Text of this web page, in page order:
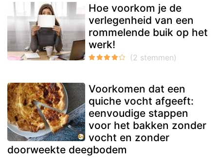
Hoe voorkom je de
verlegenheid van een
rommelende buik op het
werk!
Voorkomen dat een
quiche vocht afgeeft:
eenvoudige stappen
voor het bakken zonder
vocht en zonder
doorweekte deegbodem